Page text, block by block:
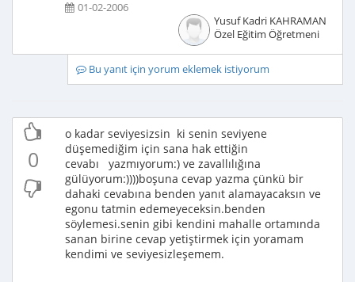
01-02-2006
Yusuf Kadri KAHRAMAN
Özel Eğitim Öğretmeni
Bu yanıt için yorum eklemek istiyorum
0
o kadar seviyesizsin ki senin seviyene
düşemediğim için sana hak ettiğin
cevabı yazmıyorum:) ve zavallılığına
gülüyorum:))))boşuna cevap yazma çünkü bir
dahaki cevabına benden yanıt alamayacaksın ve
egonu tatmin edemeyeceksin.benden
söylemesi.senin gibi kendini mahalle ortamında
sanan birine cevap yetiştirmek için yoramam
kendimi ve seviyesizleşemem.